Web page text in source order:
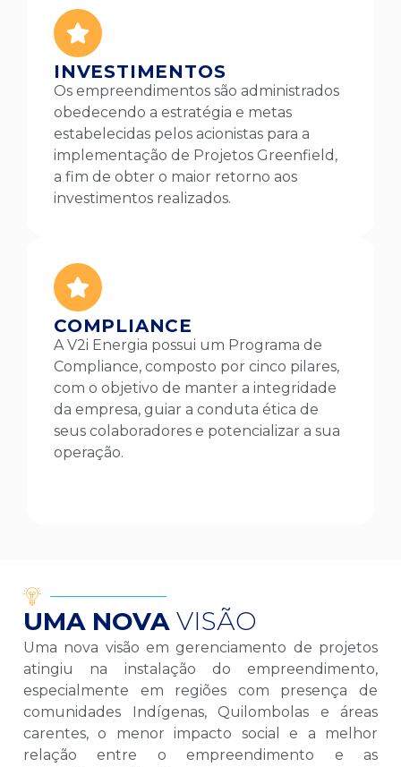
INVESTIMENTOS
Os empreendimentos são administrados
obedecendo a estratégia e metas
estabelecidas pelos acionistas para a
implementação de Projetos Greenfield,
a fim de obter o maior retorno aos
investimentos realizados.
COMPLIANCE
A V2i Energia possui um Programa de
Compliance, composto por cinco pilares,
com o objetivo de manter a integridade
da empresa, guiar a conduta ética de
seus colaboradores e potencializar a sua
operação.
UMA NOVA VISÃO
Uma nova visão em gerenciamento de projetos
atingiu na instalação do empreendimento,
especialmente em regiões com presença de
comunidades Indígenas, Quilombolas e áreas
carentes, o menor impacto social e a melhor
relação entre o empreendimento e as